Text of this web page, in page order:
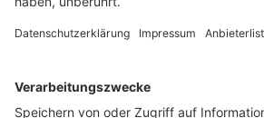
abschmecken.
Die Spieße dazugeben und in der
Keine nennenswerten Schritte